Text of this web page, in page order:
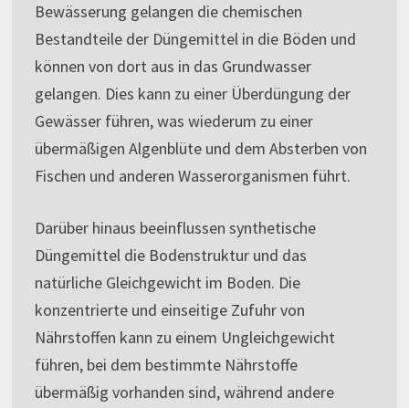
Bewässerung gelangen die chemischen
Bestandteile der Düngemittel in die Böden und
können von dort aus in das Grundwasser
gelangen. Dies kann zu einer Überdüngung der
Gewässer führen, was wiederum zu einer
übermäßigen Algenblüte und dem Absterben von
Fischen und anderen Wasserorganismen führt.
Darüber hinaus beeinflussen synthetische
Düngemittel die Bodenstruktur und das
natürliche Gleichgewicht im Boden. Die
konzentrierte und einseitige Zufuhr von
Nährstoffen kann zu einem Ungleichgewicht
führen, bei dem bestimmte Nährstoffe
übermäßig vorhanden sind, während andere